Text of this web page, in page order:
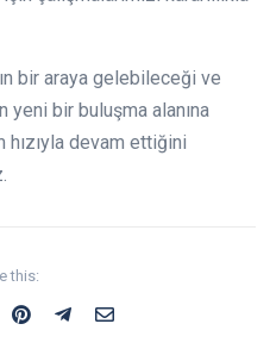
bir araya gelebileceği ve
bir buluşma alanına
hızıyla devam ettiğini
this: